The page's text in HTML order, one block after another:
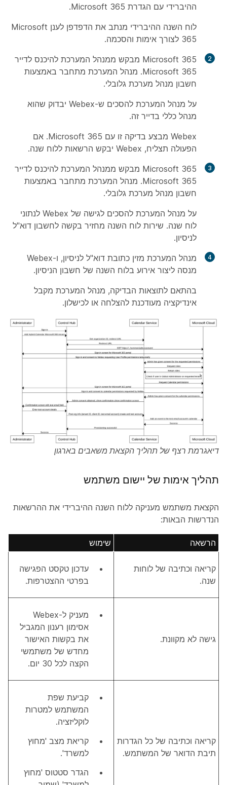
ההיברידי עם הגדרת Microsoft 365.
לוח השנה ההיברידי מנתב את הדפדפן לענן Microsoft
365 לצורך אימות והסכמה.
Microsoft 365 מבקש ממנהל המערכת להיכנס לדייר
Microsoft 365. מנהל המערכת מתחבר באמצעות
חשבון מנהל מערכת גלובלי.
על מנהל המערכת להסכים ש-Webex יבדוק שהוא
מנהל כללי בדייר זה.
Webex מבצע בדיקה זו עם Microsoft 365. אם
הפעולה תצליח, Webex יבקש הרשאות ללוח שנה.
Microsoft 365 מבקש ממנהל המערכת להיכנס לדייר
Microsoft 365. מנהל המערכת מתחבר באמצעות
חשבון מנהל מערכת גלובלי.
על מנהל המערכת להסכים לגישה של Webex לנתוני
לוח שנה. שירות לוח השנה מחזיר בקשה לחשבון דוא"ל
לניסיון.
מנהל המערכת מזין כתובת דוא"ל לניסיון, ו-Webex
מנסה ליצור אירוע בלוח השנה של חשבון הניסיון.
בהתאם לתוצאות הבדיקה, מנהל המערכת מקבל
אינדיקציה מעודכנת להצלחה או לכישלון.
דיאגרמת רצף של תהליך הקצאת משאבים בארגון
תהליך אימות של יישום משתמש
הקצאת משתמש מעניקה ללוח השנה ההיברידי את ההרשאות
הנדרשות הבאות:
הרשאה שימוש
קריאה וכתיבה של לוחות
שנה.
עדכון טקסט הפגישה
בפרטי ההצטרפות.
גישה לא מקוונת.
מעניק ל-Webex
אסימון רענון המגביל
את בקשות האישור
מחדש של משתמשי
הקצה לכל 30 יום.
קריאה וכתיבה של כל הגדרות
תיבת הדואר של המשתמש.
קביעת שפת
המשתמש למטרות
לוקליזציה.
קריאת מצב 'מחוץ
למשרד'.
הגדר סטטוס 'מחוץ